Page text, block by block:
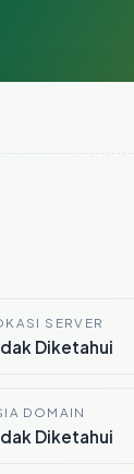
SERVER
Diketahui
DOMAIN
Diketahui